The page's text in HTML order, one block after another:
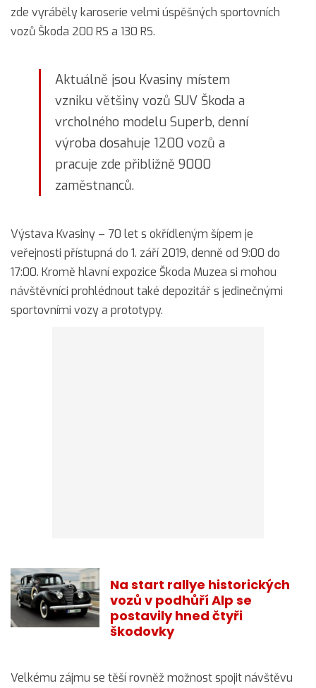
zde vyráběly karoserie velmi úspěšných sportovních
vozů Škoda 200 RS a 130 RS.
Aktuálně jsou Kvasiny místem
vzniku většiny vozů SUV Škoda a
vrcholného modelu Superb, denní
výroba dosahuje 1200 vozů a
pracuje zde přibližně 9000
zaměstnanců.
Výstava Kvasiny – 70 let s okřídleným šípem je
veřejnosti přístupná do 1. září 2019, denně od 9:00 do
17:00. Kromě hlavní expozice Škoda Muzea si mohou
návštěvníci prohlédnout také depozitář s jedinečnými
sportovními vozy a prototypy.
Na start rallye historických
vozů v podhůří Alp se
postavily hned čtyři
škodovky
Velkému zájmu se těší rovněž možnost spojit návštěvu